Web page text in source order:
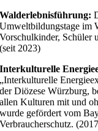
Walderlebnisführung:
Umweltbildungstage im
Vorschulkinder, Schüler
(seit 2023)
Interkulturelle
„Interkulturelle
der Diözese Würzburg,
allen Kulturen mit und
wurde gefördert vom
Verbraucherschutz.